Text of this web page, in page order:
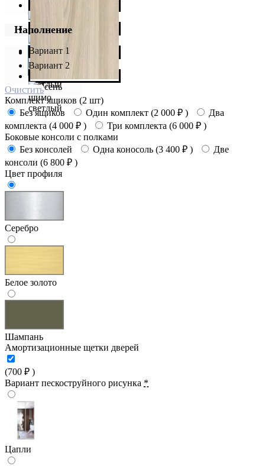
Наполнение
Вариант 1
Вариант 2
Очистить
Комплект ящиков (2 шт)
Без ящиков
Один комплект (2 000 ₽ )
Два
комплекта (4 000 ₽ ) Три комплекта (6 000 ₽ )
Боковые консоли с полками
Без консолей
Одна коносоль (3 400 ₽ )
Две
консоли (6 800 ₽ )
Цвет профиля
Серебро
Белое золото
Шампань
Амортизационные щетки дверей
(700 ₽ )
Вариант пескоструйного рисунка *
Цапли